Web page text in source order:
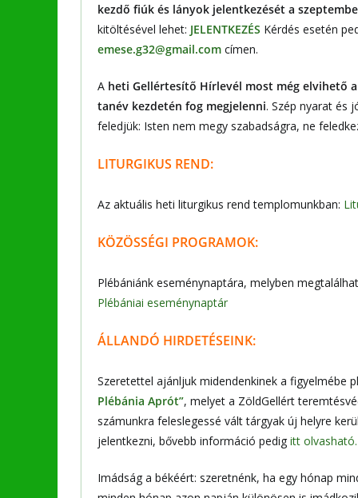
kezdő fiúk és lányok jelentkezését a
kitöltésével lehet: JELENTKEZÉS Kérdés esetén
emese.g32@gmail.com címen.
A heti Gellértesítő Hírlevél most még elvihető
tanév kezdetén fog megjelenni. Szép nyarat és
feledjük: Isten nem megy szabadságra, ne
LITURGIKUS REND:
Az aktuális heti liturgikus rend templomunkban:
KÖZÖSSÉGI PROGRAMOK:
Plébániánk eseménynaptára, melyben
Plébániai eseménynaptár
ÁLLANDÓ HIRDETÉSEINK:
Szeretettel ajánljuk midendenkinek a figyelmébe
Plébánia Aprót”, melyet a ZöldGellért
számunkra feleslegessé vált tárgyak új helyre
jelentkezni, bővebb információ pedig itt olvasható.
Imádság a békéért: szeretnénk, ha egy hónap